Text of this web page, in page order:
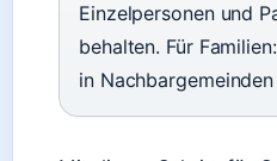
Einzelpersonen und
behalten. Für
in